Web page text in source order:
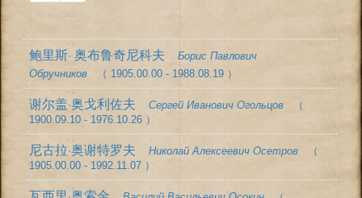
鲍里斯· 奥布鲁奇尼科夫Борис Павлович
Обручников
（ 1905.00.00 - 1988.08.19 ）
谢尔盖·奥戈利佐夫Сергей Иванович Огольцов
（
1900.09.10 - 1976.10.26 ）
尼古拉·奥谢特罗夫Николай Алексеевич Осетров
（
1905.00.00 - 1992.11.07 ）